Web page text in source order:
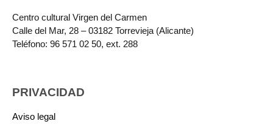
Centro cultural Virgen del Carmen
Calle del Mar, 28 – 03182 Torrevieja (Alicante)
Teléfono: 96 571 02 50, ext. 288
PRIVACIDAD
Aviso legal